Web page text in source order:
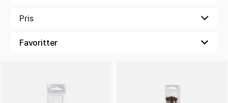
står det ofte, hvilken type maling, det er bedst egnet til, så
Pris